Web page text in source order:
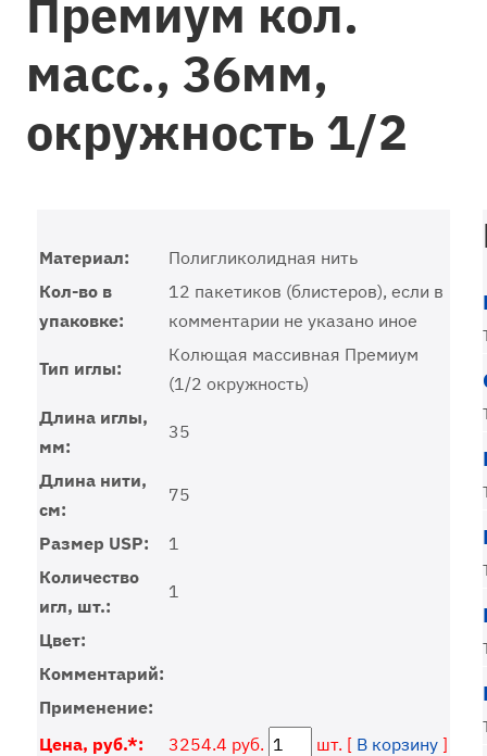
Премиум кол.
масс., 36мм,
окружность 1/2
Материал:
Полигликолидная нить
Кол-во в
упаковке:
12 пакетиков (блистеров), если в
комментарии не указано иное
Тип иглы:
Колющая массивная Премиум
(1/2 окружность)
Длина иглы,
мм:
35
Длина нити,
см:
75
Размер USP:
1
Количество
игл, шт.:
1
Цвет:
Комментарий:
Применение:
Цена, руб.*:
3254.4 руб. шт. [ В корзину ]